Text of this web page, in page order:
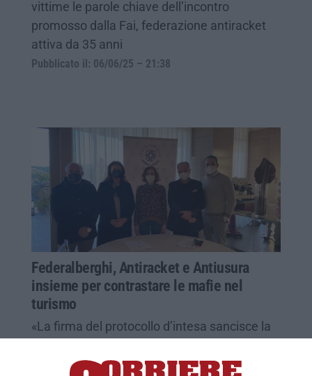
vittime le parole chiave dell’incontro
promosso dalla Fai, federazione antiracket
attiva da 35 anni
Pubblicato il: 06/06/25 – 21:38
Federalberghi, Antiracket e Antiusura
insieme per contrastare le mafie nel
turismo
«La firma del protocollo d’intesa sancisce la
liberarle dall’intermediazione criminale»